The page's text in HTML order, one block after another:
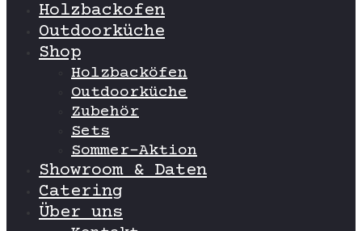
Holzbackofen
Outdoorküche
Shop
Holzbacköfen
Outdoorküche
Zubehör
Sets
Sommer-Aktion
Showroom & Daten
Catering
Über uns